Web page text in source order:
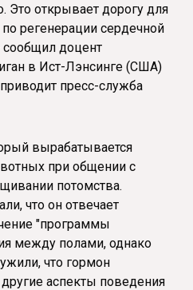
Это открывает дорогу для
регенерации сердечной
сообщил доцент
в Ист-Лэнсинге (США)
пресс-служба
вырабатывается
при общении с
потомства.
что он отвечает
"программы
между полами, однако
что гормон
аспекты поведения